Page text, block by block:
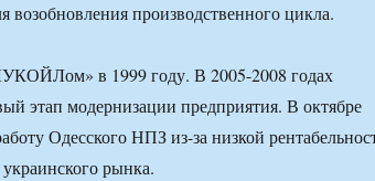
возобновления производственного цикла.
в 1999 году. В 2005-2008 годах
этап модернизации предприятия. В октябре
Одесского НПЗ из-за низкой
рынка.